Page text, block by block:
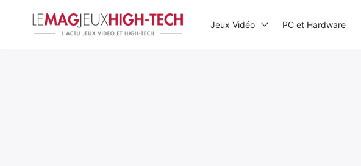
Jeux Vidéo PC et Hardware